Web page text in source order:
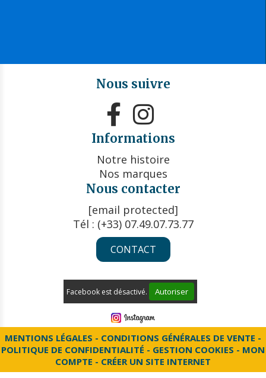
Nous suivre
 
Informations
Notre histoire
Nos marques
Nous contacter
[email protected]
Tél : (+33) 07.49.07.73.77
CONTACT
Facebook est désactivé. Autoriser
MENTIONS LÉGALES
CONDITIONS GÉNÉRALES DE VENTE
POLITIQUE DE CONFIDENTIALITÉ
GESTION COOKIES
MON
COMPTE
CRÉER UN SITE INTERNET